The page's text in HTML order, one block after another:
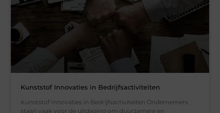
Kunststof Innovaties in Bedrijfsactiviteiten
Kunststof Innovaties in Bedrijfsactiviteiten Ondernemers
staan vaak voor de uitdaging om duurzamere en